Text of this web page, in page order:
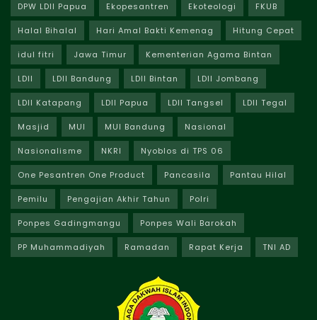
DPW LDII Papua Ekopesantren Ekoteologi FKUB
Halal Bihalal Hari Amal Bakti Kemenag Hitung Cepat
idul fitri Jawa Timur Kementerian Agama Bintan
LDII LDII Bandung LDII Bintan LDII Jombang
LDII Katapang LDII Papua LDII Tangsel LDII Tegal
Masjid MUI MUI Bandung Nasional
Nasionalisme NKRI Nyoblos di TPS 06
One Pesantren One Product Pancasila Pantau Hilal
Pemilu Pengajian Akhir Tahun Polri
Ponpes Gadingmangu Ponpes Wali Barokah
PP Muhammadiyah Ramadan Rapat Kerja TNI AD